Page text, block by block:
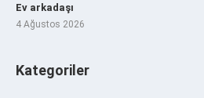
Ev arkadaşı
4 Ağustos 2026
Kategoriler